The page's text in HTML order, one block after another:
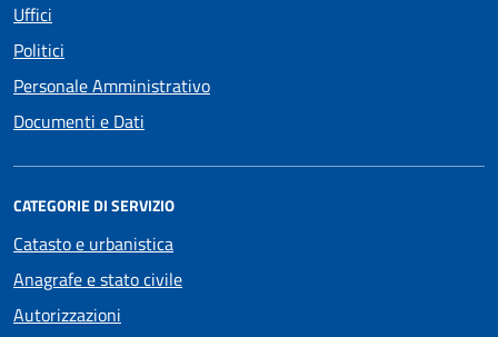
Uffici
Politici
Personale Amministrativo
Documenti e Dati
CATEGORIE DI SERVIZIO
Catasto e urbanistica
Anagrafe e stato civile
Autorizzazioni